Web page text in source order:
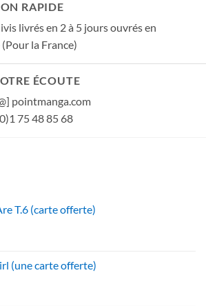
RAPIDE
livrés en 2 à 5 jours ouvrés en
la France)
ÉCOUTE
pointmanga.com
75 48 85 68
T.6 (carte offerte)
(une carte offerte)